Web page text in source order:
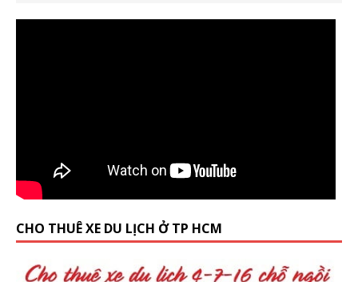
CHO THUÊ XE DU LỊCH Ở TP HCM